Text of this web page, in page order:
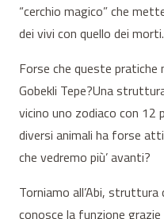
“cerchio magico” che
dei vivi con quello dei morti.
Forse che queste
Gobekli Tepe?Una
vicino uno zodiaco con 12
diversi animali ha forse
che vedremo più’ avanti?
Torniamo all’Abi,
conosce la funzione